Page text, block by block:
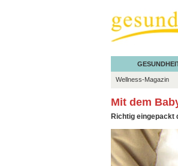
Wellness-Magazin
Mit dem
Richtig eingepackt